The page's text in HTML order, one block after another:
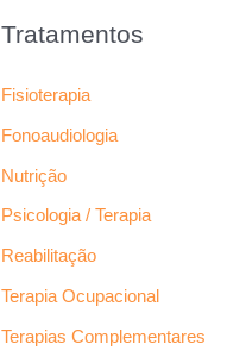
Tratamentos
Fisioterapia
Fonoaudiologia
Nutrição
Psicologia / Terapia
Reabilitação
Terapia Ocupacional
Terapias Complementares